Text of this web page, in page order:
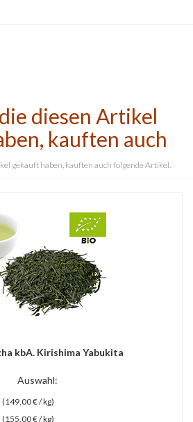
diesen Artikel
kauften auch
gekauft haben, kauften auch folgende Artikel.
kbA. Kirishima Yabukita
Auswahl:
(149,00 € / kg)
(155,00 € / kg)